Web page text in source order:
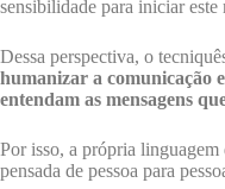
sensibilidade para iniciar este
Dessa perspectiva, o
humanizar a comunicação
entendam as mensagens
Por isso, a própria
pensada de pessoa para